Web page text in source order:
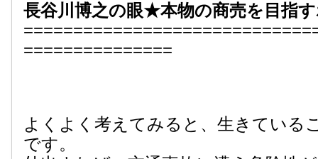
長谷川博之の眼★本物の商売を目指
===============
よくよく考えてみると、生きている
です。